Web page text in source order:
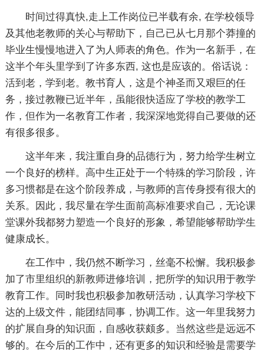
时间过得真快,走上工作岗位已半载有余, 在学校领导
及其他老教师的关心与帮助下，自己已从七月那个莽撞的
毕业生慢慢地进入了为人师表的角色。作为一名新手，在
这半个年头里学到了许多东西, 这也是应该的。俗话说：
活到老，学到老。教书育人，这是个神圣而又艰巨的任
务，接过教鞭已近半年，虽能很快适应了学校的教学工
作，但作为一名教育工作者，我深深地觉得自己要做的还
有很多很多。
这半年来，我注重自身的品德行为，努力给学生树立
一个良好的榜样。高中生正处于一个特殊的学习阶段，许
多习惯都是在这个阶段养成，与教师的言传身授有很大的
关系。因此，我尽量在学生面前高标准要求自己，无论课
堂课外我都努力塑造一个良好的形象，希望能够帮助学生
健康成长。
在工作中，我仍然不断学习，丝毫不松懈。我积极参
加了市里组织的新教师进修培训，把所学的知识用于教学
教育工作。同时我也积极参加教研活动，认真学习学校下
达的上级文件，能团结同事，协调工作。这一年里我努力
的扩展自身的知识面，自感收获颇多。当然这些是远远不
够的。在今后的工作中，还有更多的知识和经验是需要学